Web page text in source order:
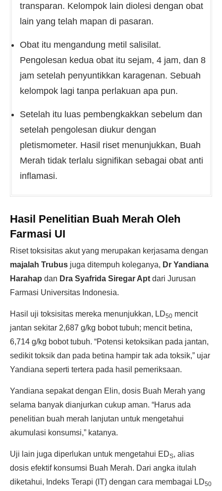
transparan. Kelompok lain diolesi dengan obat
lain yang telah mapan di pasaran.
Obat itu mengandung metil salisilat.
Pengolesan kedua obat itu sejam, 4 jam, dan 8
jam setelah penyuntikkan karagenan. Sebuah
kelompok lagi tanpa perlakuan apa pun.
Setelah itu luas pembengkakkan sebelum dan
setelah pengolesan diukur dengan
pletismometer. Hasil riset menunjukkan, Buah
Merah tidak terlalu signifikan sebagai obat anti
inflamasi.
Hasil Penelitian Buah Merah Oleh
Farmasi UI
Riset toksisitas akut yang merupakan kerjasama dengan
majalah Trubus juga ditempuh koleganya, Dr Yandiana
Harahap dan Dra Syafrida Siregar Apt dari Jurusan
Farmasi Universitas Indonesia.
Hasil uji toksisitas mereka menunjukkan, LD50 mencit
jantan sekitar 2,687 g/kg bobot tubuh; mencit betina,
6,714 g/kg bobot tubuh. “Potensi ketoksikan pada jantan,
sedikit toksik dan pada betina hampir tak ada toksik,” ujar
Yandiana seperti tertera pada hasil pemeriksaan.
Yandiana sepakat dengan Elin, dosis Buah Merah yang
selama banyak dianjurkan cukup aman. “Harus ada
penelitian buah merah lanjutan untuk mengetahui
akumulasi konsumsi,” katanya.
Uji lain juga diperlukan untuk mengetahui EDS, alias
dosis efektif konsumsi Buah Merah. Dari angka itulah
diketahui, Indeks Terapi (IT) dengan cara membagai LD50